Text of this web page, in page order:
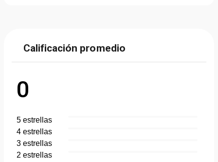
Calificación promedio
0
5 estrellas
4 estrellas
3 estrellas
2 estrellas